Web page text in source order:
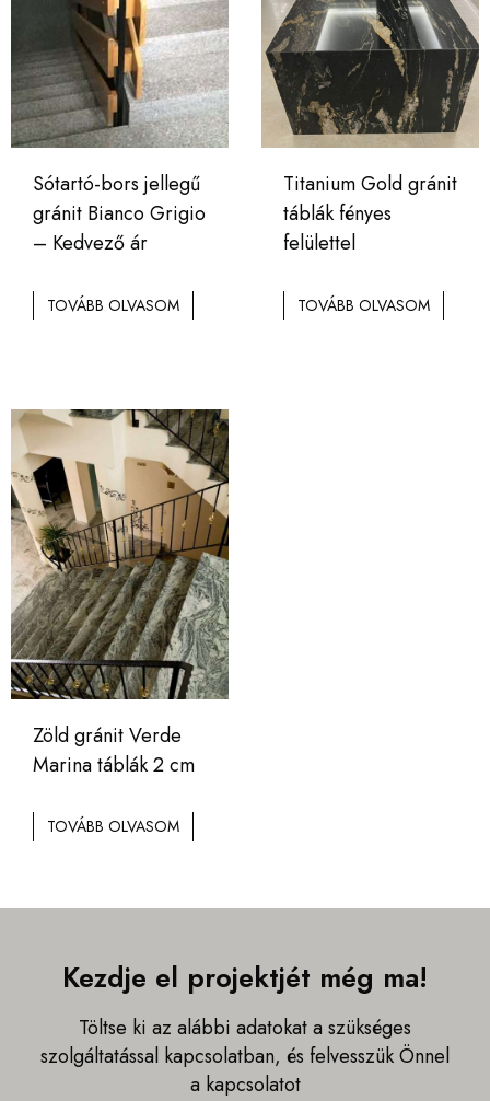
Sótartó-bors jellegű
gránit Bianco Grigio
– Kedvező ár
TOVÁBB OLVASOM
Titanium Gold gránit
táblák fényes
felülettel
TOVÁBB OLVASOM
Zöld gránit Verde
Marina táblák 2 cm
TOVÁBB OLVASOM
Kezdje el projektjét még ma!
Töltse ki az alábbi adatokat a szükséges
szolgáltatással kapcsolatban, és felvesszük Önnel
a kapcsolatot